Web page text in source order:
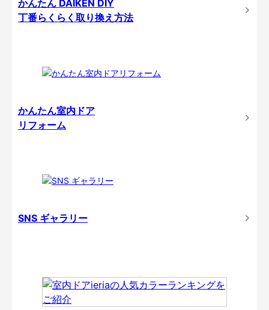
かんたん DAIKEN DIY
丁番らくらく取り換え方法
かんたん室内ドア
リフォーム
SNS ギャラリー